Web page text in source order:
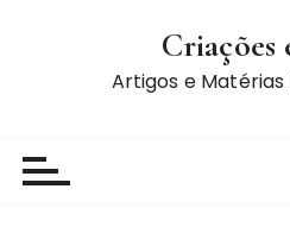
Criações
Artigos e